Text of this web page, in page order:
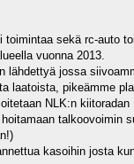
sekä rc-auto
vuonna 2013.
jossa
pikeämme
NLK:n kiitoradan
talkoovoimin
kasoihin josta